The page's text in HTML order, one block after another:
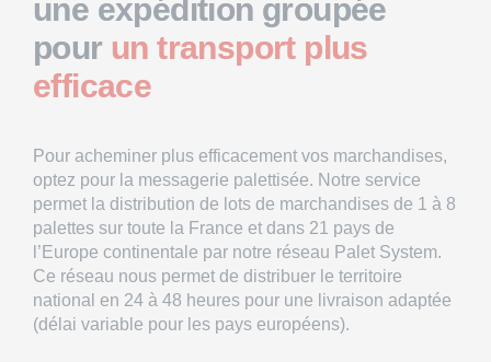
une expédition groupée
pour un transport plus
efficace
Pour acheminer plus efficacement vos marchandises,
optez pour la messagerie palettisée. Notre service
permet la distribution de lots de marchandises de 1 à 8
palettes sur toute la France et dans 21 pays de
l’Europe continentale par notre réseau Palet System.
Ce réseau nous permet de distribuer le territoire
national en 24 à 48 heures pour une livraison adaptée
(délai variable pour les pays européens).